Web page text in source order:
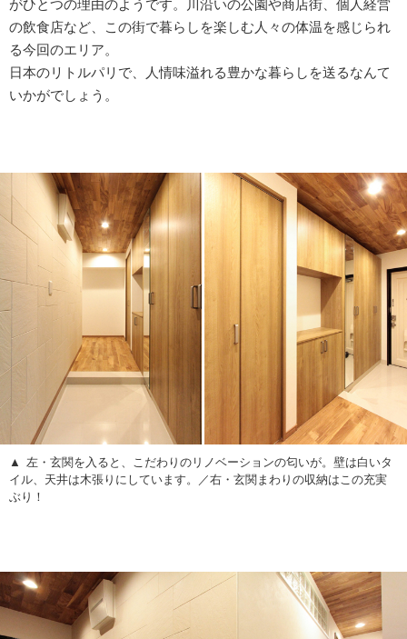
がひとつの理由のようです。川沿いの公園や商店街、個人経営
の飲食店など、この街で暮らしを楽しむ人々の体温を感じられ
る今回のエリア。
日本のリトルパリで、人情味溢れる豊かな暮らしを送るなんて
いかがでしょう。
左・玄関を入ると、こだわりのリノベーションの匂いが。壁は白いタ
イル、天井は木張りにしています。／右・玄関まわりの収納はこの充実
ぶり！